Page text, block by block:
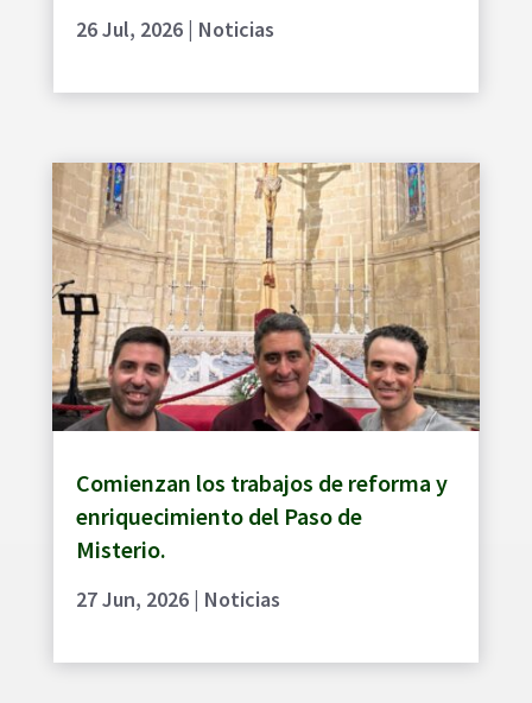
26 Jul, 2026| Noticias
Comienzan los trabajos de reforma y
enriquecimiento del Paso de
Misterio.
27 Jun, 2026| Noticias